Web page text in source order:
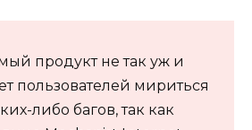
продукт не так уж и
пользователей мириться
либо багов, так как